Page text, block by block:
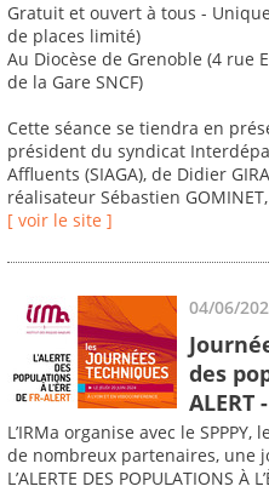
Gratuit et ouvert à tous -
de places limité)
Au Diocèse de Grenoble (4 rue
de la Gare SNCF)
Cette séance se tiendra en
président du syndicat
Affluents (SIAGA), de Didier
réalisateur Sébastien
[ voir le site ]
04/06/
des
L’IRMa organise avec le SPPPY,
de nombreux partenaires, une
L’ALERTE DES POPULATIONS À